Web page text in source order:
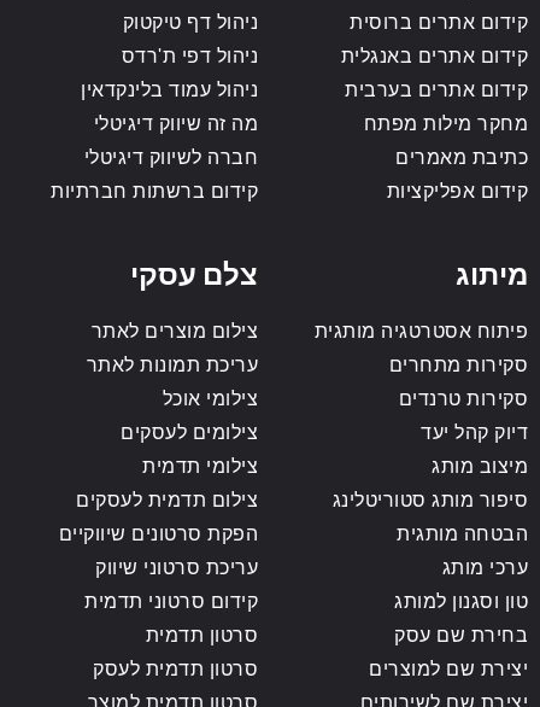
קידום אתרים ברוסית
קידום אתרים באנגלית
קידום אתרים בערבית
מחקר מילות מפתח
כתיבת מאמרים
קידום אפליקציות
ניהול דף טיקטוק
ניהול דפי ת'רדס
ניהול עמוד בלינקדאין
מה זה שיווק דיגיטלי
חברה לשיווק דיגיטלי
קידום ברשתות חברתיות
מיתוג
פיתוח אסטרטגיה מותגית
סקירות מתחרים
סקירות טרנדים
דיוק קהל יעד
מיצוב מותג
סיפור מותג סטוריטלינג
הבטחה מותגית
ערכי מותג
טון וסגנון למותג
בחירת שם עסק
יצירת שם למוצרים
יצירת שם לשירותים
צלם עסקי
צילום מוצרים לאתר
עריכת תמונות לאתר
צילומי אוכל
צילומים לעסקים
צילומי תדמית
צילום תדמית לעסקים
הפקת סרטונים שיווקיים
עריכת סרטוני שיווק
קידום סרטוני תדמית
סרטון תדמית
סרטון תדמית לעסק
סרטון תדמית למוצר